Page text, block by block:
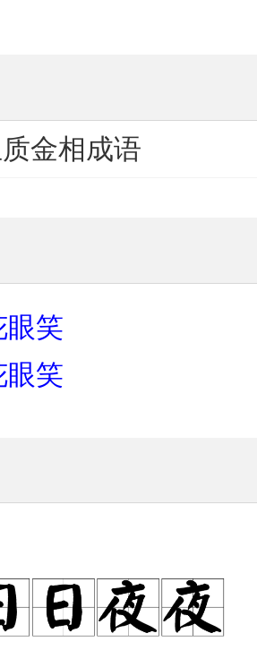
金相成语
眼笑
眼笑